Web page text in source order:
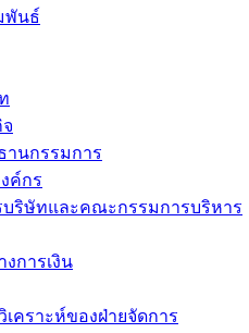
พันธ์
านกรรมการ
ค์กร
ริษัทและคณะกรรมการบริหาร
การเงิน
คราะห์ของฝ่ายจัดการ